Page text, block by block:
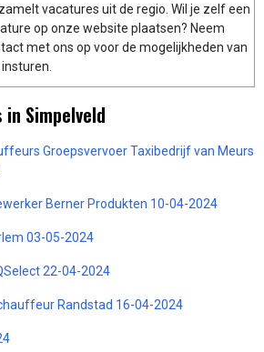
vacatures uit de regio. Wil je zelf een
op onze website plaatsen? Neem
met ons op voor de mogelijkheden van
Simpelveld
Groepsvervoer Taxibedrijf van Meurs
Berner Produkten 10-04-2024
03-05-2024
22-04-2024
Randstad 16-04-2024